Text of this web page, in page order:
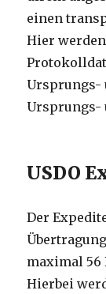
einen
Hier
Ursprungs-
Ursprungs-
USDO
Der
maximal 56
Hierbei